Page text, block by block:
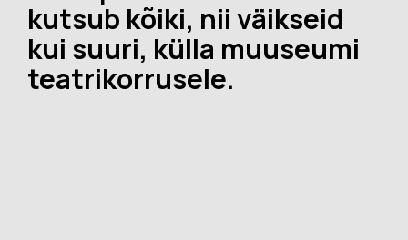
kutsub kõiki, nii väikseid
kui suuri, külla muuseumi
teatrikorrusele.